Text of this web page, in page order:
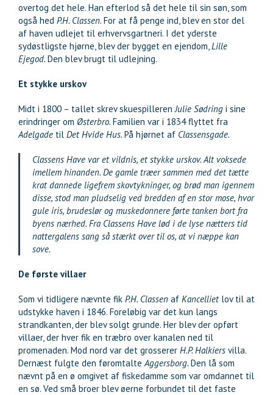
overtog det hele. Han efterlod så det hele til sin søn, som
også hed P.H. Classen.For at få penge ind, blev en stor del
af haven udlejet til erhvervsgartneri. I det yderste
sydøstligste hjørne, blev der bygget en ejendom,Lille
Ejegod.Den blev brugt til udlejning.
Et stykke urskov
Midt i 1800 – tallet skrev skuespillerenJulie Sødring i sine
erindringer om Østerbro.Familien var i 1834 flyttet fra
Adelgade til Det Hvide Hus.På hjørnet af Classensgade.
Classens Have var et vildnis, et stykke urskov. Alt voksede
imellem hinanden. De gamle træer sammen med det tætte
krat dannede ligefrem skovtykninger, og brød man igennem
disse, stod man pludselig ved bredden af en stor mose, hvor
gule iris, brudeslør og muskedonnere førte tanken bort fra
byens nærhed. Fra Classens Have lød i de lyse nætters tid
nattergalens sang så stærkt over til os, at vi næppe kan
sove.
De første villaer
Som vi tidligere nævnte fik P.H. Classen af Kancelliet lov til at
udstykke haven i 1846. Foreløbig var det kun langs
strandkanten, der blev solgt grunde. Her blev der opført
villaer, der hver fik en træbro over kanalen ned til
promenaden. Mod nord var det grosserer H.P. Halkiers villa.
Dernæst fulgte den føromtalteAggersborg.Den lå som
nævnt på en ø omgivet af fiskedamme som var omdannet til
en sø. Ved små broer blev øerne forbundet til det faste